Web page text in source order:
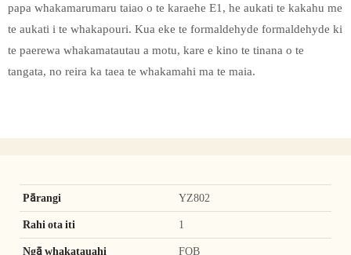
papa whakamarumaru taiao o te karaehe E1, he aukati te kakahu me
te aukati i te whakapouri. Kua eke te formaldehyde formaldehyde ki
te paerewa whakamatautau a motu, kare e kino te tinana o te
tangata, no reira ka taea te whakamahi ma te maia.
Pārangi YZ802
Rahi ota iti 1
Ngā whakatauahi FOB